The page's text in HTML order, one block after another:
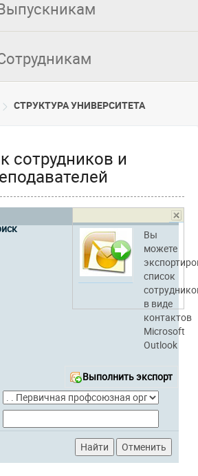
Выпускникам
CТРУКТУРА УНИВЕРСИТЕТА
сотрудников и
Вы
можете
список
в виде
контактов
Microsoft
Outlook
Выполнить экспорт